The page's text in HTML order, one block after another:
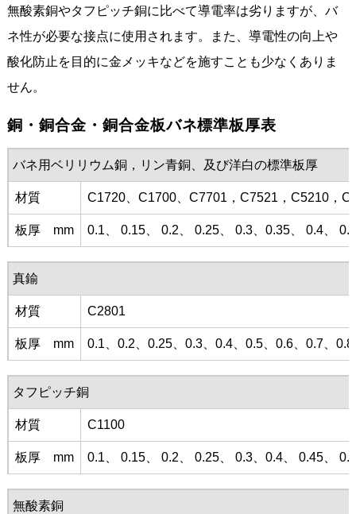
無酸素銅やタフピッチ銅に比べて導電率は劣りますが、バ
ネ性が必要な接点に使用されます。また、導電性の向上や
酸化防止を目的に金メッキなどを施すことも少なくありま
せん。
銅・銅合金・銅合金板バネ標準板厚表
バネ用ベリリウム銅，リン青銅、及び洋白の標準板厚
材質 C1720、C1700、C7701，C7521，C5210，
板厚 mm 0.1、 0.15、 0.2、 0.25、 0.3、0.35、 0.4、
真鍮
材質 C2801
板厚 mm 0.1、0.2、0.25、0.3、0.4、0.5、0.6、0.7、
タフピッチ銅
材質 C1100
板厚 mm 0.1、 0.15、 0.2、 0.25、 0.3、0.4、 0.45、
無酸素銅